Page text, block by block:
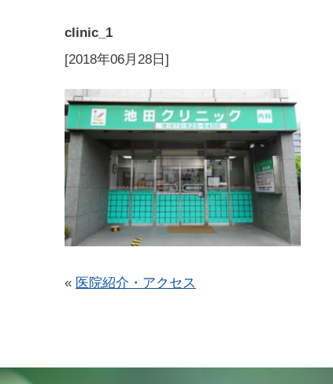
clinic_1
[2018年06月28日]
« 医院紹介・アクセス